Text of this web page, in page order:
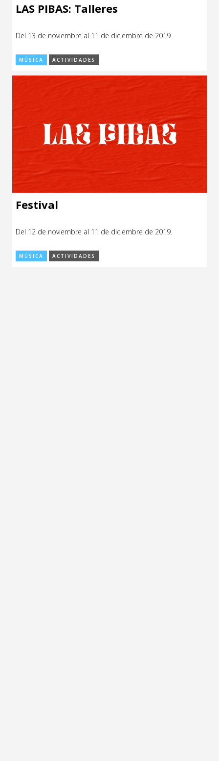
LAS PIBAS: Talleres
Del 13 de noviembre al 11 de diciembre de 2019.
MÚSICA ACTIVIDADES
Festival
Del 12 de noviembre al 11 de diciembre de 2019.
MÚSICA ACTIVIDADES